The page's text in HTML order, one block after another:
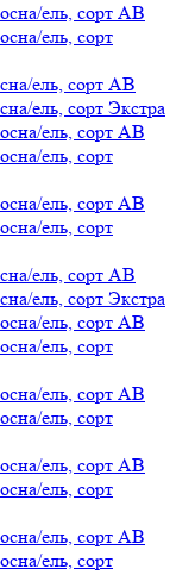
ель, сорт АВ
ель, сорт
ель, сорт АВ
ель, сорт Экстра
ель, сорт АВ
ель, сорт
ель, сорт АВ
ель, сорт
ель, сорт АВ
ель, сорт Экстра
ель, сорт АВ
ель, сорт
ель, сорт АВ
ель, сорт
ель, сорт АВ
ель, сорт
ель, сорт АВ
ель, сорт